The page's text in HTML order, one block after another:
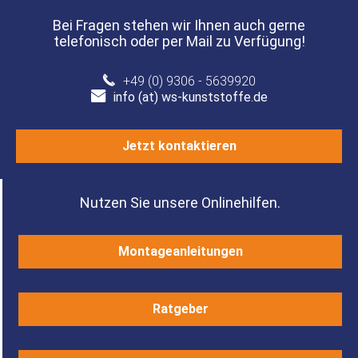
Bei Fragen stehen wir Ihnen auch gerne
telefonisch oder per Mail zu Verfügung!
+49 (0) 9306 - 5639920
info (at) ws-kunststoffe.de
Jetzt kontaktieren
Nutzen Sie unsere Onlinehilfen.
Montageanleitungen
Ratgeber